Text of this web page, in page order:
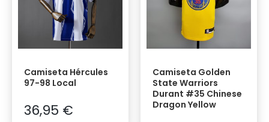
Camiseta Hércules
97-98 Local
36,95 €
Camiseta Golden
State Warriors
Durant #35 Chinese
Dragon Yellow